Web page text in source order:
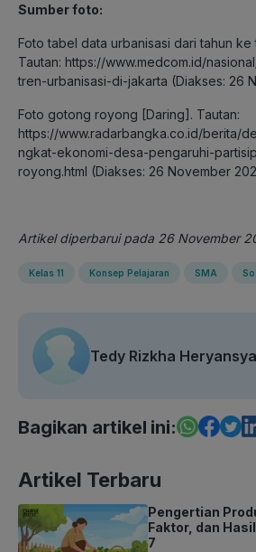
Sumber foto:
Foto tabel data urbanisasi dari tahun ke
Tautan: https://www.medcom.id/
tren-urbanisasi-di-jakarta (Diakses: 26
Foto gotong royong [Daring]. Tautan:
https://www.radarbangka.co.id/berita/
ngkat-ekonomi-desa-pengaruhi-
royong.html (Diakses: 26 November
Artikel diperbarui pada 26 November
Kelas 11 Konsep Pelajaran SMA
Tedy Rizkha
Bagikan artikel ini:
Artikel Terbaru
Pengertian
Faktor, dan
7